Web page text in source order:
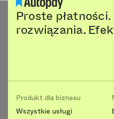
Proste
rozwiązania.
Produkt dla biznesu
Wszystkie usługi